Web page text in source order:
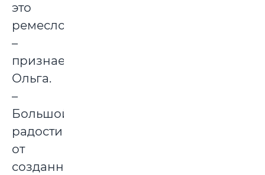
это
ремесло,
–
признается
Ольга.
–
Большой
радости
от
созданных